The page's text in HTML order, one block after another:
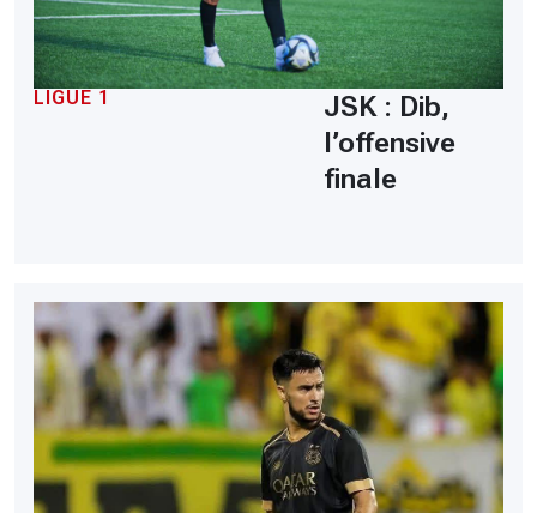
LIGUE 1
JSK : Dib,
l’offensive
finale